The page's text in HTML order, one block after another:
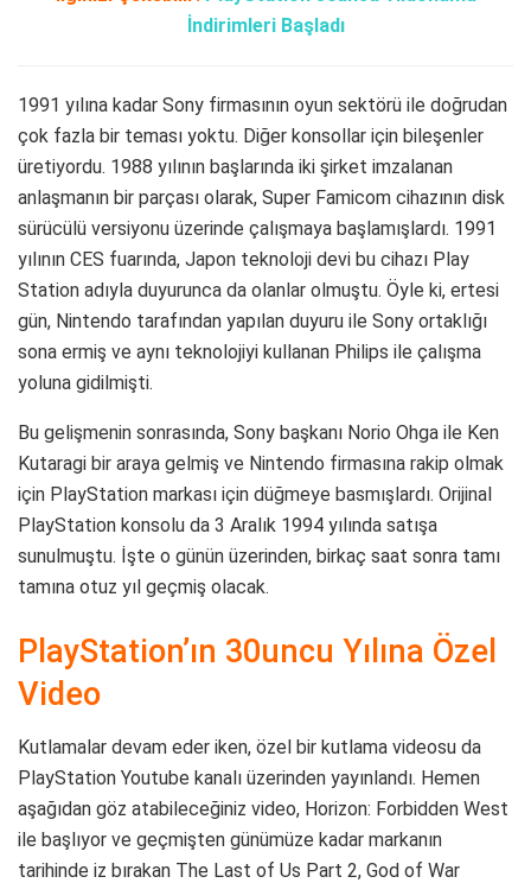
İndirimleri Başladı
1991 yılına kadar Sony firmasının oyun sektörü ile doğrudan
çok fazla bir teması yoktu. Diğer konsollar için bileşenler
üretiyordu. 1988 yılının başlarında iki şirket imzalanan
anlaşmanın bir parçası olarak, Super Famicom cihazının disk
sürücülü versiyonu üzerinde çalışmaya başlamışlardı. 1991
yılının CES fuarında, Japon teknoloji devi bu cihazı Play
Station adıyla duyurunca da olanlar olmuştu. Öyle ki, ertesi
gün, Nintendo tarafından yapılan duyuru ile Sony ortaklığı
sona ermiş ve aynı teknolojiyi kullanan Philips ile çalışma
yoluna gidilmişti.
Bu gelişmenin sonrasında, Sony başkanı Norio Ohga ile Ken
Kutaragi bir araya gelmiş ve Nintendo firmasına rakip olmak
için PlayStation markası için düğmeye basmışlardı. Orijinal
PlayStation konsolu da 3 Aralık 1994 yılında satışa
sunulmuştu. İşte o günün üzerinden, birkaç saat sonra tamı
tamına otuz yıl geçmiş olacak.
PlayStation’ın 30uncu Yılına Özel
Video
Kutlamalar devam eder iken, özel bir kutlama videosu da
PlayStation Youtube kanalı üzerinden yayınlandı. Hemen
aşağıdan göz atabileceğiniz video, Horizon: Forbidden West
ile başlıyor ve geçmişten günümüze kadar markanın
tarihinde iz bırakan The Last of Us Part 2, God of War